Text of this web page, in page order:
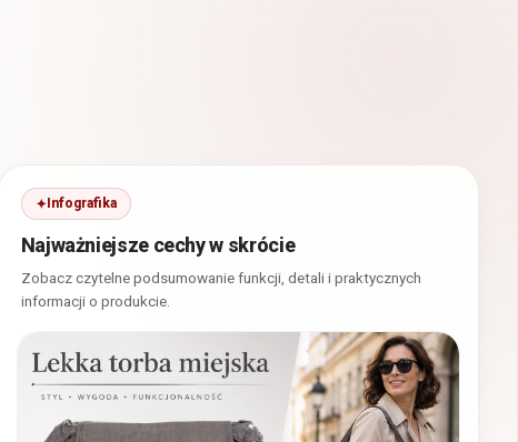
Infografika
Najważniejsze cechy w skrócie
Zobacz czytelne podsumowanie funkcji, detali i praktycznych
informacji o produkcie.